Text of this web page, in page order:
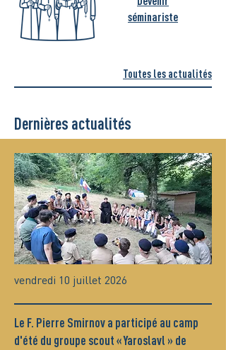
séminariste
Toutes les actualités
Dernières actualités
vendredi 10 juillet 2026
Le F. Pierre Smirnov a participé au camp
d'été du groupe scout « Yaroslavl » de